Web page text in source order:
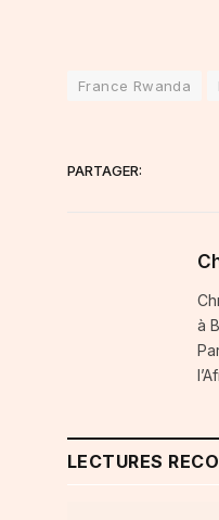
France Rwanda
PARTAGER:
à
LECTURES